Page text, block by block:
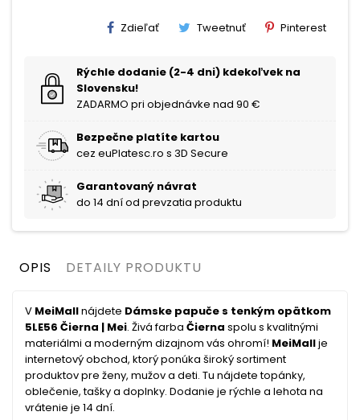
Zdieľať Tweetnuť Pinterest
Rýchle dodanie (2-4 dni) kdekoľvek na
Slovensku!
ZADARMO pri objednávke nad 90 €
Bezpečne platíte kartou
cez euPlatesc.ro s 3D Secure
Garantovaný návrat
do 14 dní od prevzatia produktu
OPIS DETAILY PRODUKTU
V MeiMallnájdete Dámske papuče s tenkým opätkom
5LE56 Čierna | Mei. Živá farba Čierna spolu s kvalitnými
materiálmi a moderným dizajnom vás ohromí! MeiMallje
internetový obchod, ktorý ponúka široký sortiment
produktov pre ženy, mužov a deti. Tu nájdete topánky,
oblečenie, tašky a doplnky. Dodanie je rýchle a lehota na
vrátenie je 14 dní.